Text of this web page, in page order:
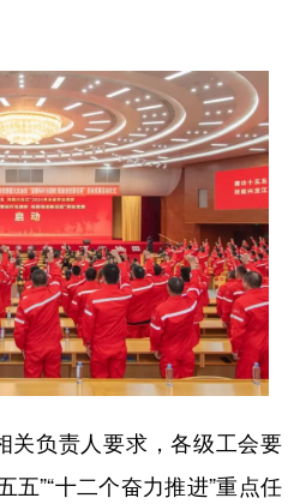
娱乐 时尚
书画 一带一路
投教基地
河北 山西
福建 江西
责人要求，各级工会要
五”“十二个奋力推进”重点任